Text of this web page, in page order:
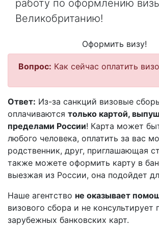
работу по оформлению
Великобританию!
Оформить визу!
Вопрос: Как сейчас оплатить
Ответ: Из-за санкций визовые
оплачиваются только картой,
пределами России! Карта может
любого человека, оплатить за вас
родственник, друг, приглашающая
также можете оформить карту в
выезжая из России, она подойдет
Наше агентство не оказывает
визового сбора и не
зарубежных банковских карт.